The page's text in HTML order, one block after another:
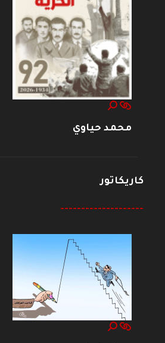
محمد حياوي
كاريكاتور
--------------------